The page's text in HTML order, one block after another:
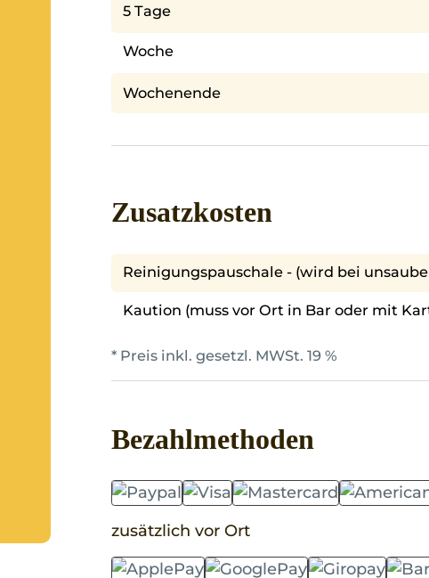
5 Tage
Woche
Wochenende
Zusatzkosten
Reinigungspauschale - (wird bei
Kaution (muss vor Ort in Bar oder mit
* Preis inkl. gesetzl. MWSt. 19 %
Bezahlmethoden
zusätzlich vor Ort